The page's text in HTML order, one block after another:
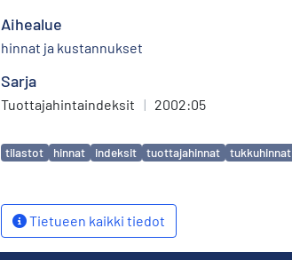
Aihealue
hinnat ja kustannukset
Sarja
Tuottajahintaindeksit | 2002:05
Avainsanat
tilastot hinnat indeksit tuottajahinnat tukkuhinnat
Tietueen kaikki tiedot